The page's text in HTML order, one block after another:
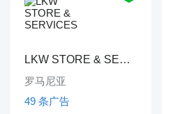
LKW STORE & SERVICES
罗马尼亚
49 条广告